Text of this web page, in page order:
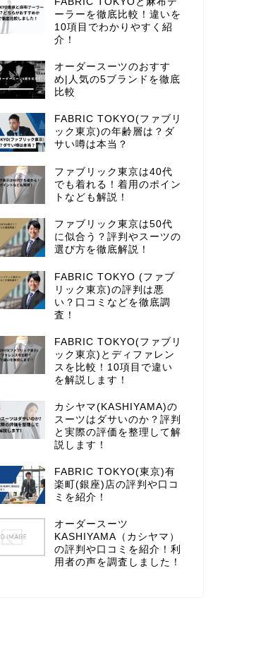
ーラーを徹底比較！違いを
10項目でわかりやすく紹
介！
オーダースーツのおすす
め|人気の5ブランドを徹底
比較
FABRIC TOKYO(ファブリ
ック東京)の年齢層は？ダ
サい噂は本当？
ファブリック東京は40代
でも着れる！着用のポイン
トなども解説！
ファブリック東京は50代
に似合う？評判やスーツの
選び方を徹底解説！
FABRIC TOKYO (ファブ
リック東京)の評判は悪
い？口コミなどを徹底調
査！
FABRIC TOKYO(ファブリ
ック東京)とディファレン
スを比較！10項目で違い
を解説します！
カシヤマ(KASHIYAMA)の
スーツはダサいのか？評判
と実際の評価を整理して解
説します！
FABRIC TOKYO(東京)有
楽町(銀座)店の評判や口コ
ミを紹介！
オーダースーツ
KASHIYAMA（カシヤマ）
の評判や口コミを紹介！利
用者の声を調査しました！